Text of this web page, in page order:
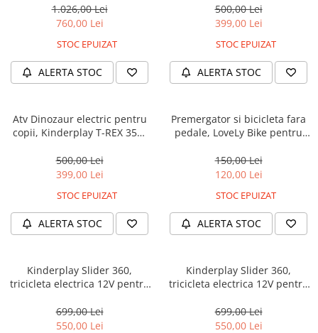
1.026,00 Lei
760,00 Lei
STOC EPUIZAT
ALERTA STOC
premium, albastru
500,00 Lei
399,00 Lei
STOC EPUIZAT
ALERTA STOC
Atv Dinozaur electric pentru
copii, Kinderplay T-REX 35W
premium, verde
500,00 Lei
399,00 Lei
STOC EPUIZAT
ALERTA STOC
Premergator si bicicleta fara
pedale, LoveLy Bike pentru
150,00 Lei
120,00 Lei
STOC EPUIZAT
ALERTA STOC
Kinderplay Slider 360,
tricicleta electrica 12V pentru
albastra
699,00 Lei
550,00 Lei
Kinderplay Slider 360,
tricicleta electrica 12V pentru
699,00 Lei
550,00 Lei